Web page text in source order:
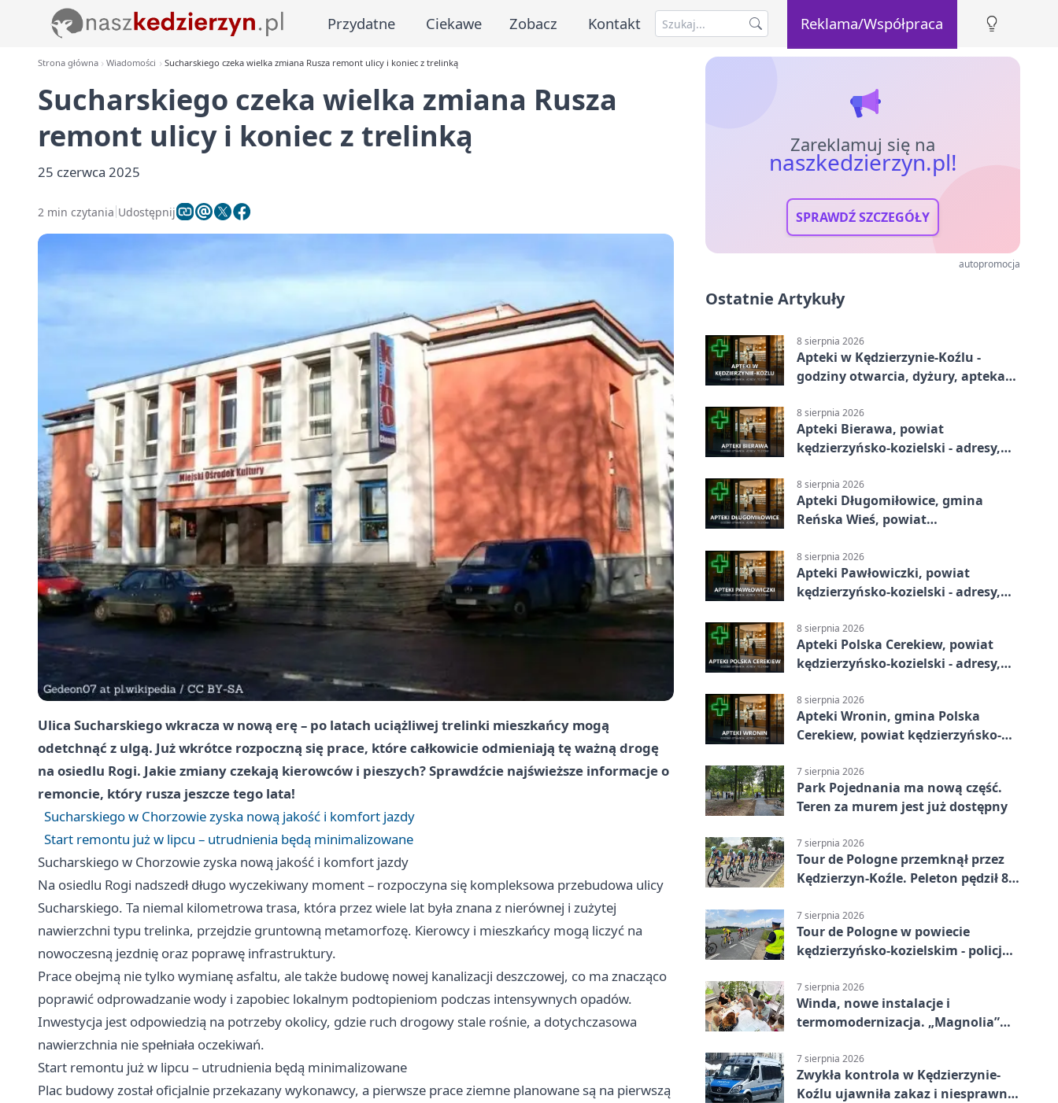
Przydatne Ciekawe Zobacz Kontakt Reklama/Współpraca
Strona główna Wiadomości Sucharskiego czeka wielka zmiana Rusza remont ulicy i koniec z trelinką
Sucharskiego czeka wielka zmiana Rusza
remont ulicy i koniec z trelinką
25 czerwca 2025
2 min czytania Udostępnij
Ulica Sucharskiego wkracza w nową erę – po latach uciążliwej trelinki mieszkańcy mogą
odetchnąć z ulgą. Już wkrótce rozpoczną się prace, które całkowicie odmieniają tę ważną drogę
na osiedlu Rogi. Jakie zmiany czekają kierowców i pieszych? Sprawdźcie najświeższe informacje o
remoncie, który rusza jeszcze tego lata!
Sucharskiego w Chorzowie zyska nową jakość i komfort jazdy
Start remontu już w lipcu – utrudnienia będą minimalizowane
Sucharskiego w Chorzowie zyska nową jakość i komfort jazdy
Na osiedlu Rogi nadszedł długo wyczekiwany moment – rozpoczyna się kompleksowa przebudowa ulicy
Sucharskiego. Ta niemal kilometrowa trasa, która przez wiele lat była znana z nierównej i zużytej
nawierzchni typu trelinka, przejdzie gruntowną metamorfozę. Kierowcy i mieszkańcy mogą liczyć na
nowoczesną jezdnię oraz poprawę infrastruktury.
Prace obejmą nie tylko wymianę asfaltu, ale także budowę nowej kanalizacji deszczowej, co ma znacząco
poprawić odprowadzanie wody i zapobiec lokalnym podtopieniom podczas intensywnych opadów.
Inwestycja jest odpowiedzią na potrzeby okolicy, gdzie ruch drogowy stale rośnie, a dotychczasowa
nawierzchnia nie spełniała oczekiwań.
Start remontu już w lipcu – utrudnienia będą minimalizowane
Plac budowy został oficjalnie przekazany wykonawcy, a pierwsze prace ziemne planowane są na pierwszą
Zareklamuj się na
naszkedzierzyn.pl!
SPRAWDŹ SZCZEGÓŁY
autopromocja
Ostatnie Artykuły
8 sierpnia 2026
Apteki w Kędzierzynie-Koźlu -
godziny otwarcia, dyżury, apteka
8 sierpnia 2026
Apteki Bierawa, powiat
kędzierzyńsko-kozielski - adresy,
8 sierpnia 2026
Apteki Długomiłowice, gmina
Reńska Wieś, powiat
telefony, godziny otwarcia
8 sierpnia 2026
Apteki Pawłowiczki, powiat
kędzierzyńsko-kozielski - adresy,
8 sierpnia 2026
Apteki Polska Cerekiew, powiat
kędzierzyńsko-kozielski - adresy,
8 sierpnia 2026
Apteki Wronin, gmina Polska
Cerekiew, powiat kędzierzyńsko-
otwarcia
7 sierpnia 2026
Park Pojednania ma nową część.
Teren za murem jest już dostępny
7 sierpnia 2026
Tour de Pologne przemknął przez
Kędzierzyn-Koźle. Peleton pędził 80
7 sierpnia 2026
Tour de Pologne w powiecie
kędzierzyńsko-kozielskim - policja
7 sierpnia 2026
Winda, nowe instalacje i
termomodernizacja. „Magnolia”
7 sierpnia 2026
Zwykła kontrola w Kędzierzynie-
Koźlu ujawniła zakaz i niesprawne